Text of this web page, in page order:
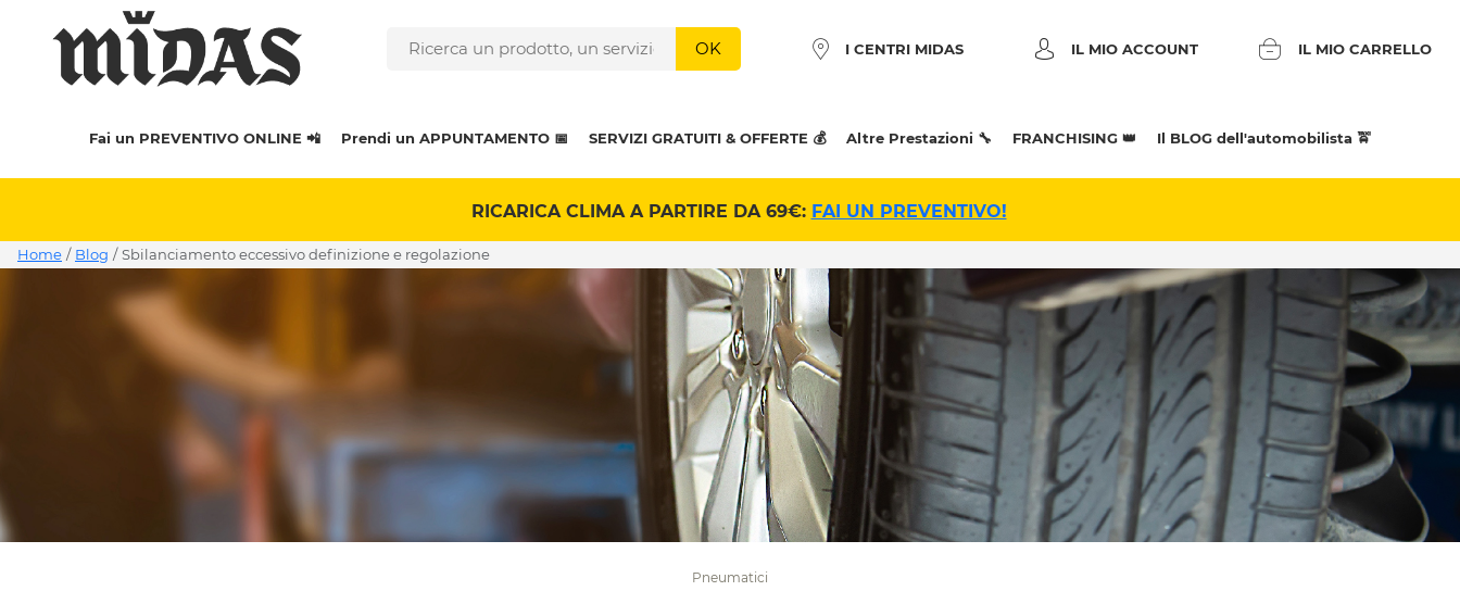
OK I CENTRI MIDAS IL MIO ACCOUNT IL MIO CARRELLO
Fai un PREVENTIVO ONLINE 📲 Prendi un APPUNTAMENTO 📅 SERVIZI GRATUITI & OFFERTE 💰 Altre Prestazioni 🔧 FRANCHISING 👑 Il BLOG dell'automobilista 🚖
RICARICA CLIMA A PARTIRE DA 69€: FAI UN PREVENTIVO!
Home / Blog / sbilanciamento eccessivo definizione e regolazione
Pneumatici